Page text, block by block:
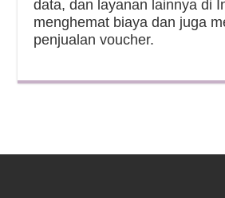
data, dan layanan lainnya di
menghemat biaya dan juga
penjualan voucher.